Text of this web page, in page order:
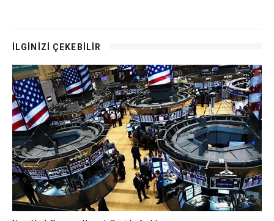
İLGİNİZİ ÇEKEBİLİR